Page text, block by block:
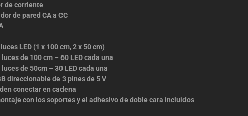
de corriente
de pared CA a CC
LED (1 x 100 cm, 2 x 50 cm)
de 100 cm – 60 LED cada una
de 50cm – 30 LED cada una
direccionable de 3 pines de 5 V
conectar en cadena
con los soportes y el adhesivo de doble cara incluidos